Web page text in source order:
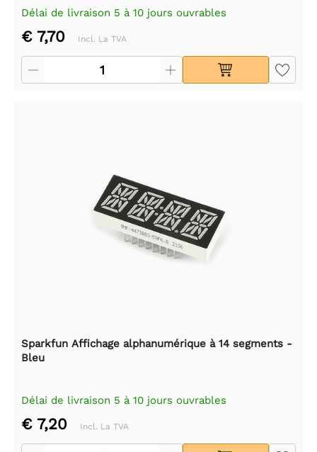
Délai de livraison 5 à 10 jours ouvrables
€ 7,70 Incl. La TVA
Sparkfun Affichage alphanumérique à 14 segments -
Bleu
Délai de livraison 5 à 10 jours ouvrables
€ 7,20 Incl. La TVA